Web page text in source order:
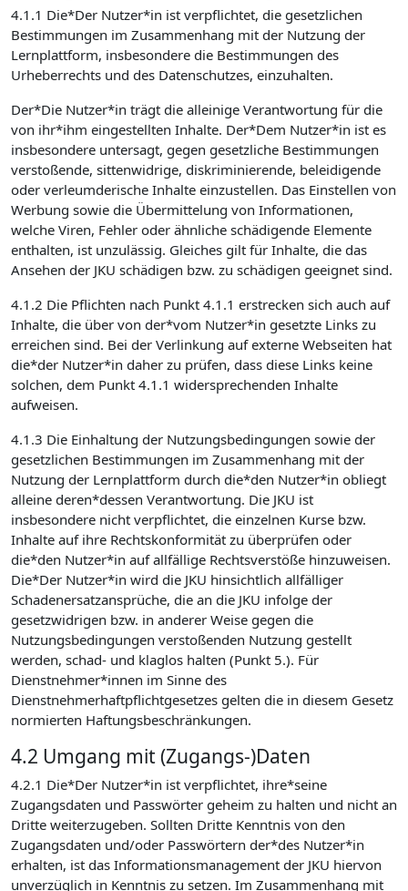
4.1.1 Die*Der Nutzer*in ist verpflichtet, die gesetzlichen
Bestimmungen im Zusammenhang mit der Nutzung der
Lernplattform, insbesondere die Bestimmungen des
Urheberrechts und des Datenschutzes, einzuhalten.
Der*Die Nutzer*in trägt die alleinige Verantwortung für die
von ihr*ihm eingestellten Inhalte. Der*Dem Nutzer*in ist es
insbesondere untersagt, gegen gesetzliche Bestimmungen
verstoßende, sittenwidrige, diskriminierende, beleidigende
oder verleumderische Inhalte einzustellen. Das Einstellen von
Werbung sowie die Übermittelung von Informationen,
welche Viren, Fehler oder ähnliche schädigende Elemente
enthalten, ist unzulässig. Gleiches gilt für Inhalte, die das
Ansehen der JKU schädigen bzw. zu schädigen geeignet sind.
4.1.2 Die Pflichten nach Punkt 4.1.1 erstrecken sich auch auf
Inhalte, die über von der*vom Nutzer*in gesetzte Links zu
erreichen sind. Bei der Verlinkung auf externe Webseiten hat
die*der Nutzer*in daher zu prüfen, dass diese Links keine
solchen, dem Punkt 4.1.1 widersprechenden Inhalte
aufweisen.
4.1.3 Die Einhaltung der Nutzungsbedingungen sowie der
gesetzlichen Bestimmungen im Zusammenhang mit der
Nutzung der Lernplattform durch die*den Nutzer*in obliegt
alleine deren*dessen Verantwortung. Die JKU ist
insbesondere nicht verpflichtet, die einzelnen Kurse bzw.
Inhalte auf ihre Rechtskonformität zu überprüfen oder
die*den Nutzer*in auf allfällige Rechtsverstöße hinzuweisen.
Die*Der Nutzer*in wird die JKU hinsichtlich allfälliger
Schadenersatzansprüche, die an die JKU infolge der
gesetzwidrigen bzw. in anderer Weise gegen die
Nutzungsbedingungen verstoßenden Nutzung gestellt
werden, schad- und klaglos halten (Punkt 5.). Für
Dienstnehmer*innen im Sinne des
Dienstnehmerhaftpflichtgesetzes gelten die in diesem Gesetz
normierten Haftungsbeschränkungen.
4.2 Umgang mit (Zugangs-)Daten
4.2.1 Die*Der Nutzer*in ist verpflichtet, ihre*seine
Zugangsdaten und Passwörter geheim zu halten und nicht an
Dritte weiterzugeben. Sollten Dritte Kenntnis von den
Zugangsdaten und/oder Passwörtern der*des Nutzer*in
erhalten, ist das Informationsmanagement der JKU hiervon
unverzüglich in Kenntnis zu setzen. Im Zusammenhang mit